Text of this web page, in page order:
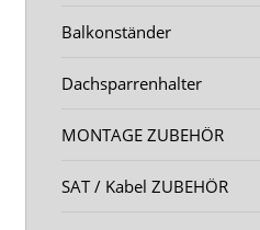
Balkonständer
Dachsparrenhalter
MONTAGE ZUBEHÖR
SAT / Kabel ZUBEHÖR